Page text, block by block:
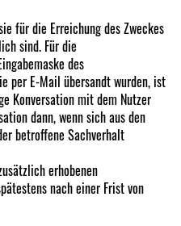
für die Erreichung des Zweckes
sind. Für die
des
per E-Mail übersandt wurden, ist
Konversation mit dem Nutzer
dann, wenn sich aus den
betroffene Sachverhalt
erhobenen
nach einer Frist von